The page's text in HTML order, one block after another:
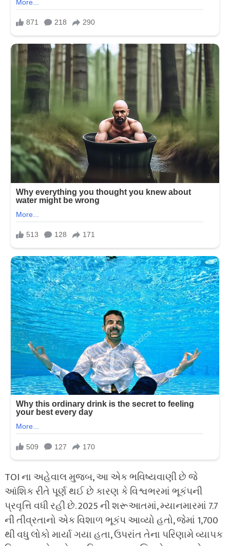
TOI ના અહેવાલ મુજબ, આ એક ભવિષ્યવાણી છે જે
આંશિક રીતે પૂર્ણ થઈ છે કારણ કે વિશ્વભરમાં ભૂકંપની
પ્રવૃત્તિ વધી રહી છે. 2025 ની શરૂઆતમાં, મ્યાનમારમાં 7.7
ની તીવ્રતાનો એક વિશાળ ભૂકંપ આવ્યો હતો, જેમાં 1,700
થી વધુ લોકો માર્યા ગયા હતા, ઉપરાંત તેના પરિણામે વ્યાપક